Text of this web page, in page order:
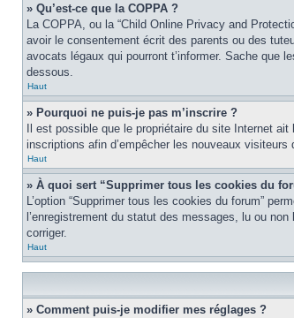
» Qu’est-ce que la COPPA ?
La COPPA, ou la “Child Online Privacy and
avoir le consentement écrit des parents ou des
avocats légaux qui pourront t’informer. Sache que
dessous.
Haut
» Pourquoi ne puis-je pas m’inscrire ?
Il est possible que le propriétaire du site Internet
inscriptions afin d’empêcher les nouveaux visiteurs
Haut
» À quoi sert “Supprimer tous les cookies du
L’option “Supprimer tous les cookies du forum”
l’enregistrement du statut des messages, lu ou
corriger.
Haut
» Comment puis-je modifier mes réglages ?